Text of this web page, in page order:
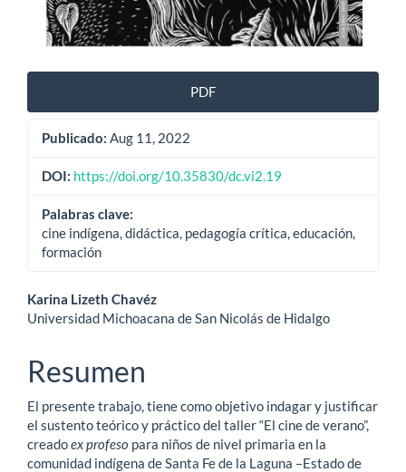
PDF
Publicado: Aug 11, 2022
DOI: https://doi.org/10.35830/dc.vi2.19
Palabras clave:
cine indígena, didáctica, pedagogía crítica, educación,
formación
Contenido
del
artículo
Karina Lizeth Chavéz
Universidad Michoacana de San Nicolás de Hidalgo
Resumen
El presente trabajo, tiene como objetivo indagar y justificar
el sustento teórico y práctico del taller “El cine de verano”,
creadoex profeso para niños de nivel primaria en la
comunidad indígena de Santa Fe de la Laguna –Estado de